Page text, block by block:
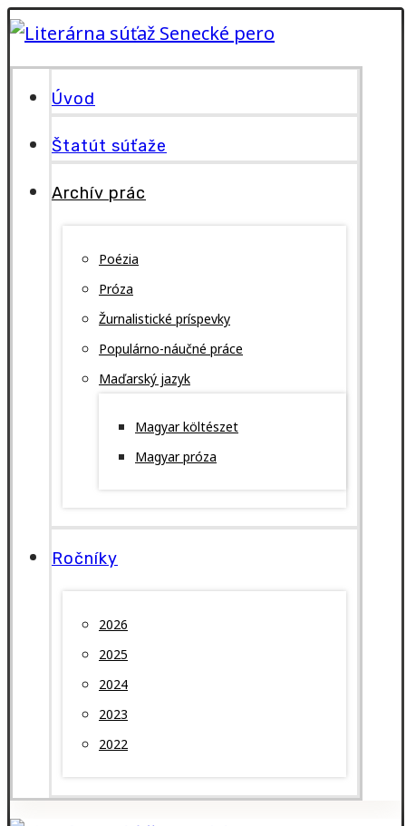
Úvod
Štatút súťaže
Archív prác
Poézia
Próza
Žurnalistické príspevky
Populárno-náučné práce
Maďarský jazyk
Magyar költészet
Magyar próza
Ročníky
2026
2025
2024
2023
2022